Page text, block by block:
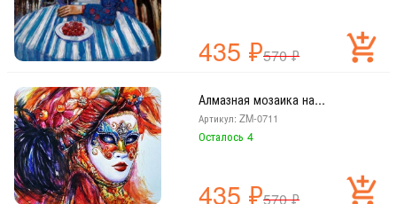
435 ₽570₽
Алмазная мозаика на...
Артикул: ZM-0711
Осталось 4
435 ₽570₽